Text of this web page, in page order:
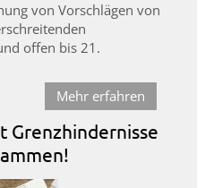
von Vorschlägen von
offen bis 21.
Mehr erfahren
Grenzhindernisse